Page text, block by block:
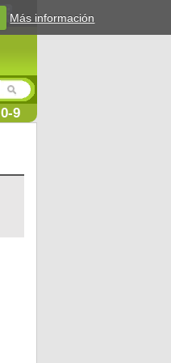
0-9
Más información